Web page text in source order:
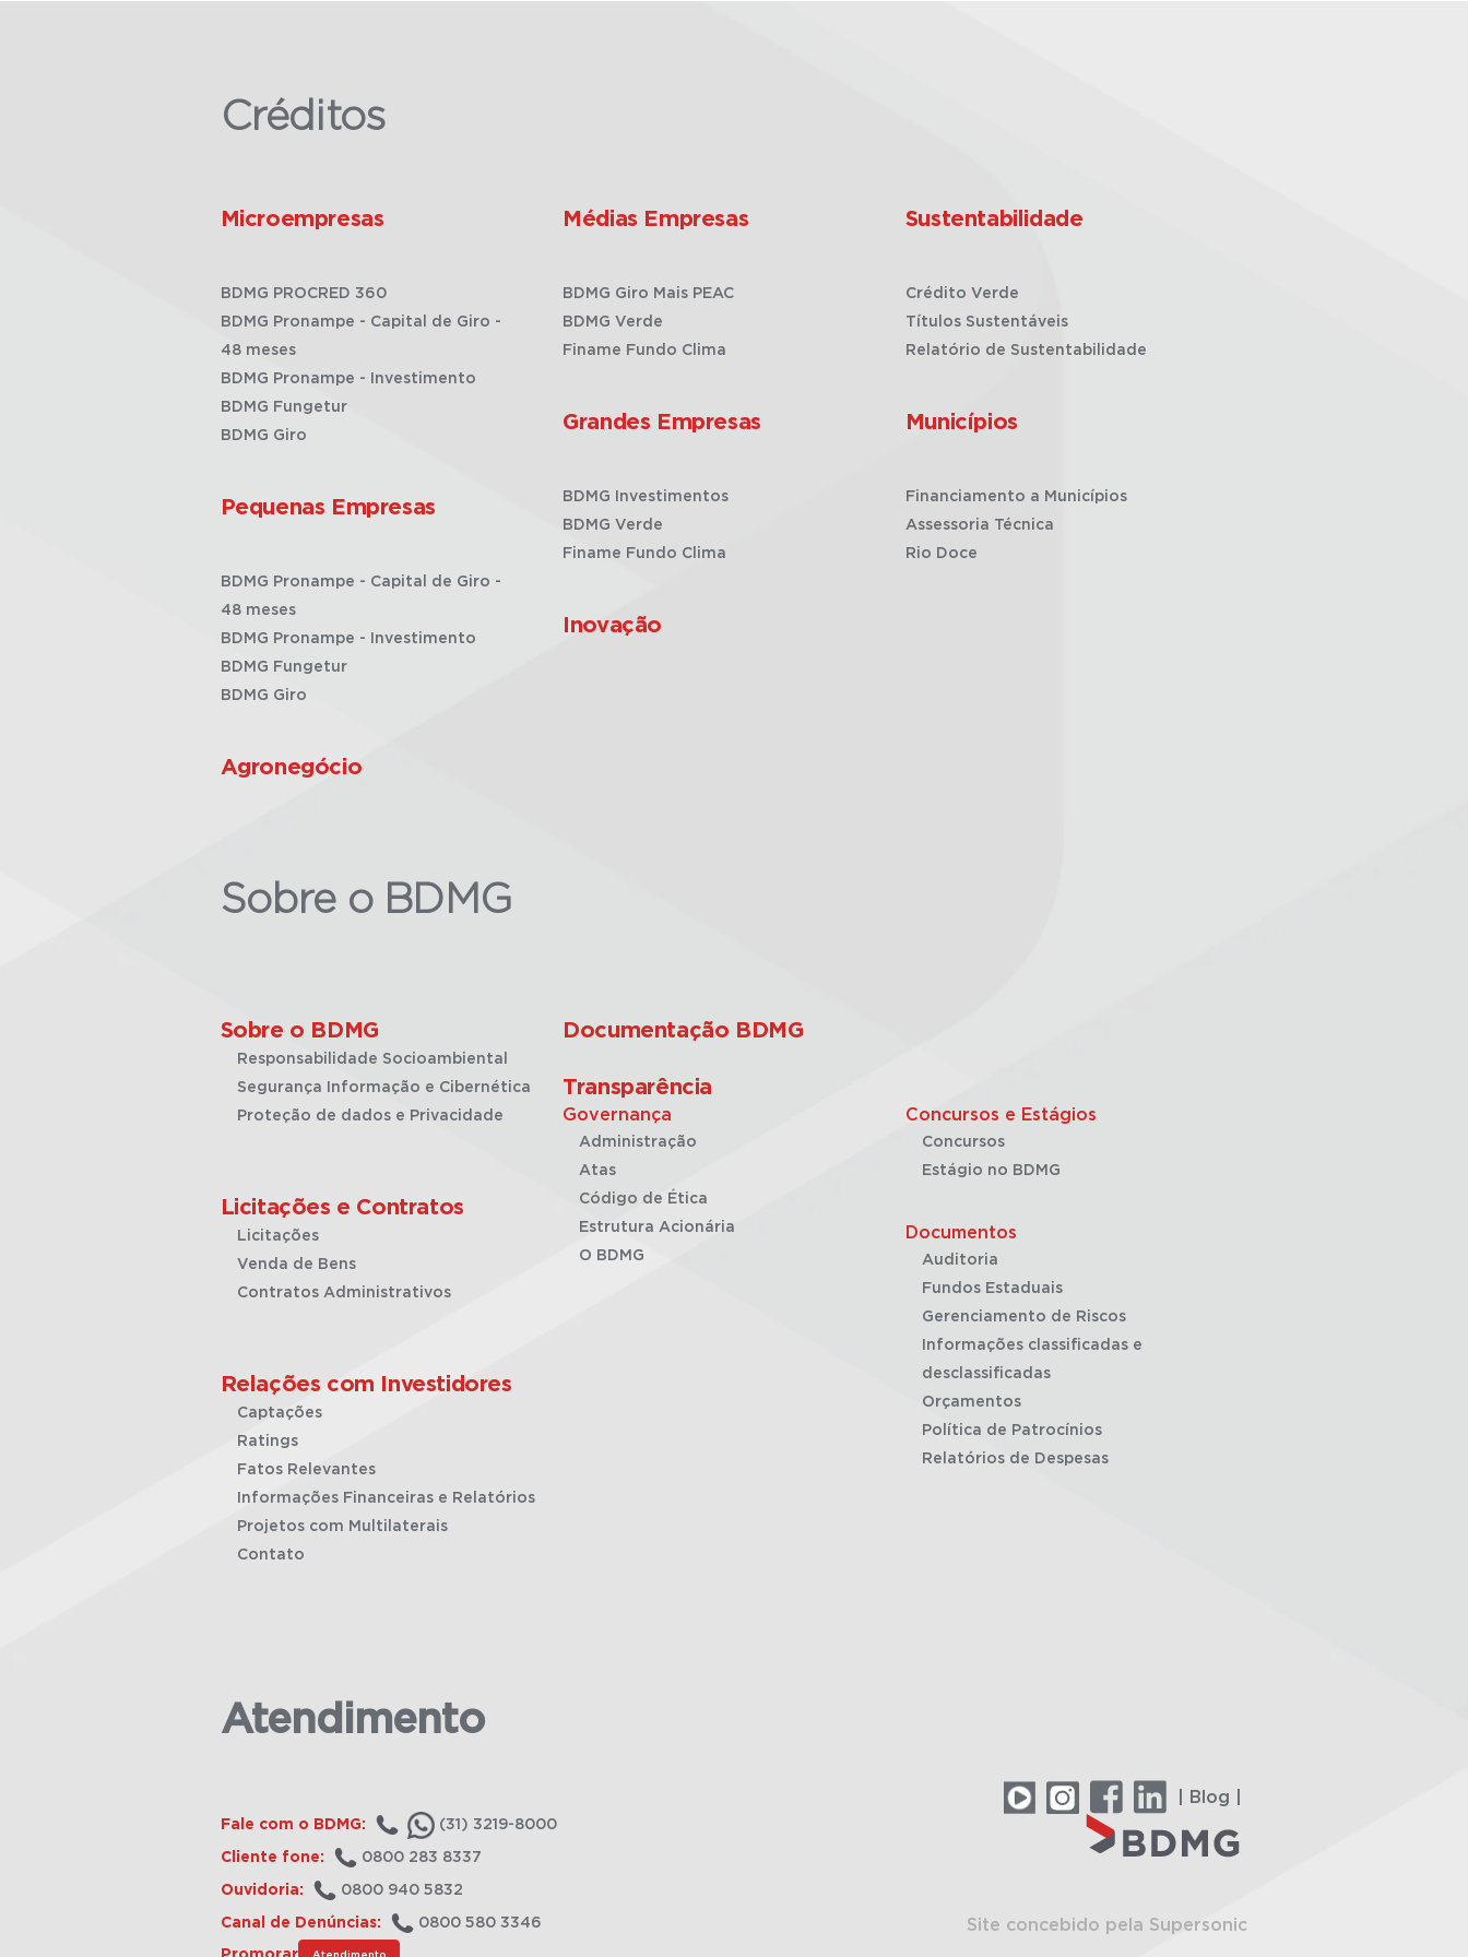
Créditos
Microempresas
BDMG PROCRED 360
BDMG Pronampe - Capital de Giro -
48 meses
BDMG Pronampe - Investimento
BDMG Fungetur
BDMG Giro
Pequenas Empresas
BDMG Pronampe - Capital de Giro -
48 meses
BDMG Pronampe - Investimento
BDMG Fungetur
BDMG Giro
Agronegócio
Médias Empresas
BDMG Giro Mais PEAC
BDMG Verde
Finame Fundo Clima
Grandes Empresas
BDMG Investimentos
BDMG Verde
Finame Fundo Clima
Inovação
Sustentabilidade
Crédito Verde
Títulos Sustentáveis
Relatório de Sustentabilidade
Municípios
Financiamento a Municípios
Assessoria Técnica
Rio Doce
Sobre o BDMG
Sobre o BDMG
Responsabilidade Socioambiental
Segurança Informação e Cibernética
Proteção de dados e Privacidade
Licitações e Contratos
Licitações
Venda de Bens
Contratos Administrativos
Relações com Investidores
Captações
Ratings
Fatos Relevantes
Informações Financeiras e Relatórios
Projetos com Multilaterais
Contato
Documentação BDMG
Transparência
Governança
Administração
Atas
Código de Ética
Estrutura Acionária
O BDMG
Concursos e Estágios
Concursos
Estágio no BDMG
Documentos
Auditoria
Fundos Estaduais
Gerenciamento de Riscos
Informações classificadas e
desclassificadas
Orçamentos
Política de Patrocínios
Relatórios de Despesas
Atendimento
Fale com o BDMG: (31) 3219-8000
Cliente fone: 0800 283 8337
Ouvidoria: 0800 940 5832
Canal de Denúncias: 0800 580 3346
Atendimento
| Blog |
Site concebido pela Supersonic